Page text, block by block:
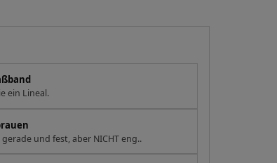
ein Lineal.
und fest, aber NICHT eng..